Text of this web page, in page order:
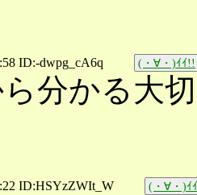
ID:-dwpg_cA6q (・∀・)ｲｲ!!
分かる大
ID:HSYzZWIt_W (・∀・)ｲ